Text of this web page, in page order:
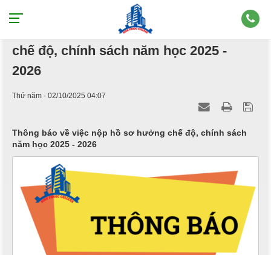
Thông báo về việc nộp hồ sơ hưởng
chế độ, chính sách năm học 2025 -
2026
Thứ năm - 02/10/2025 04:07
Thông báo về việc nộp hồ sơ hưởng chế độ, chính sách
năm học 2025 - 2026